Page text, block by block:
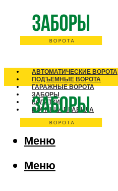
АВТОМАТИЧЕСКИЕ ВОРОТА
ПОДЪЕМНЫЕ ВОРОТА
ГАРАЖНЫЕ ВОРОТА
ЗАБОРЫ
КАЛИТКИ
НОРМЫ И ПРАВИЛА
Меню
Меню